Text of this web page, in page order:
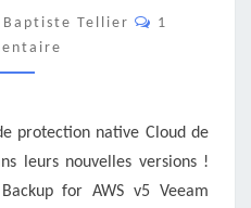
FOR
AWS
V5,
GOOGLE
CLOUD
V3
Baptiste Tellier
1
protection native Cloud de
leurs nouvelles versions !
for AWS v5 Veeam